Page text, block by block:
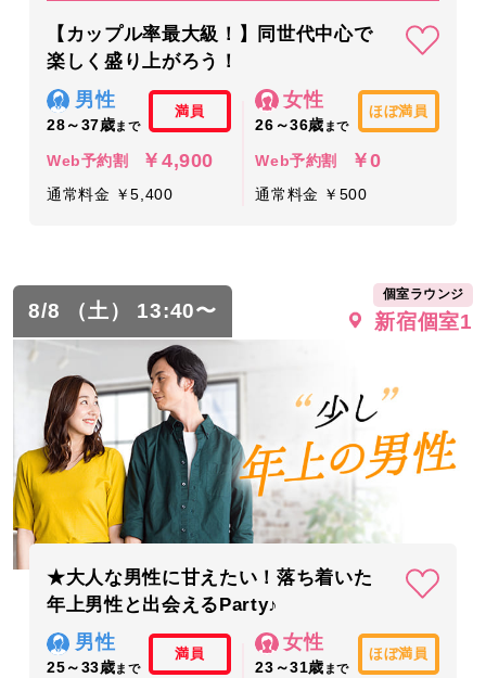
【カップル率最大級！】同世代中心で
楽しく盛り上がろう！
男性
28～37歳まで
満員
Web予約割 ￥4,900
通常料金 ￥5,400
女性
26～36歳 まで
ほぼ満員
Web予約割 ￥0
通常料金 ￥500
8/8 （土） 13:40〜
個室ラウンジ
新宿個室1
★大人な男性に甘えたい！落ち着いた
年上男性と出会えるParty♪
男性
25～33歳まで
満員
女性
23～31歳 まで
ほぼ満員